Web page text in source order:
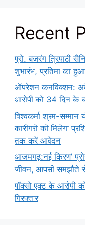
Recent
प्रो. बजरंग त्रिपाठी
शुभारंभ, प्रतिमा का
ऑपरेशन कनविक्शन:
आरोपी को 34 दिन के
विश्वकर्मा श्रम-
कारीगरों को मिलेगा
तक करें आवेदन
आजमगढ़:नई किरण’
जीवन, आपसी समझौते
पॉक्सो एक्ट के आरोपी
गिरफ्तार